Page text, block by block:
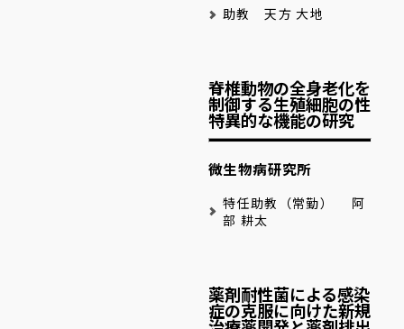
助教 天方 大地
脊椎動物の全身老化を
制御する生殖細胞の性
特異的な機能の研究
微生物病研究所
特任助教（常勤） 阿
部 耕太
薬剤耐性菌による感染
症の克服に向けた新規